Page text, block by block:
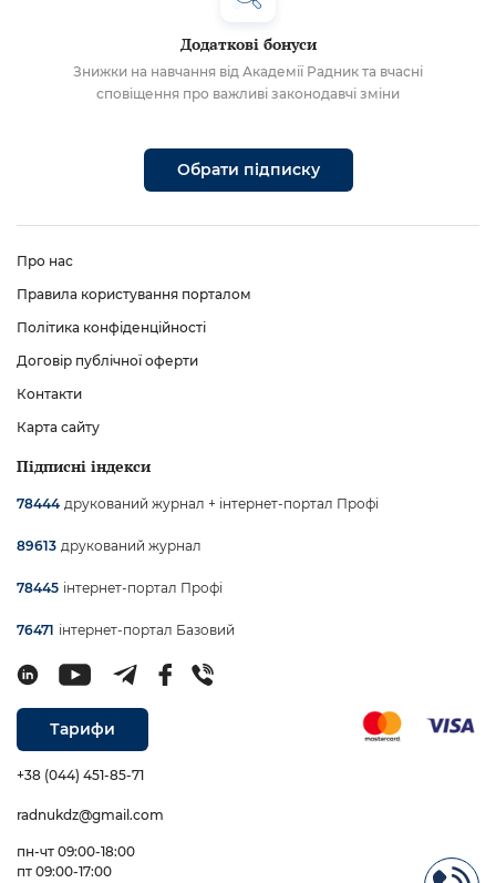
Додаткові бонуси
Знижки на навчання від Академії Радник та вчасні
сповіщення про важливі законодавчі зміни
Обрати підписку
Про нас
Правила користування порталом
Політика конфіденційності
Договір публічної оферти
Контакти
Карта сайту
Підписні індекси
78444 друкований журнал + інтернет-портал Профі
89613 друкований журнал
78445 інтернет-портал Профі
76471 інтернет-портал Базовий
Тарифи
+38 (044) 451-85-71
radnukdz@gmail.com
пн-чт 09:00-18:00
пт 09:00-17:00